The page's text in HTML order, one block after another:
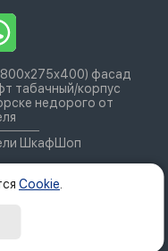
фасад
табачный/корпус
недорого от
ШкафШоп
Cookie